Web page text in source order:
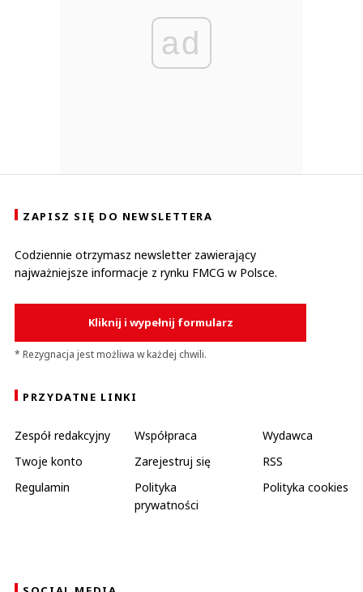
ad
ZAPISZ SIĘ DO NEWSLETTERA
Codziennie otrzymasz newsletter zawierający
najważniejsze informacje z rynku FMCG w Polsce.
Kliknij i wypełnij formularz
* Rezygnacja jest możliwa w każdej chwili.
PRZYDATNE LINKI
Zespół redakcyjny Współpraca
Wydawca
Twoje konto
Zarejestruj się
RSS
Regulamin
Polityka
prywatności
Polityka cookies